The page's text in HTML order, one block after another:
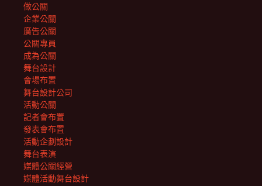
做公關
企業公關
廣告公關
公關專員
成為公關
舞台設計
會場布置
舞台設計公司
活動公關
記者會布置
發表會布置
活動企劃設計
舞台表演
媒體公關經營
媒體活動舞台設計